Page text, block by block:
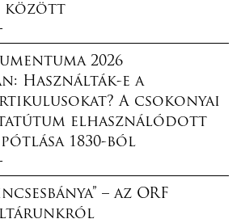
között
2026
Használták-e a
A csokonyai
elhasználódott
1830-ból
– az ORF